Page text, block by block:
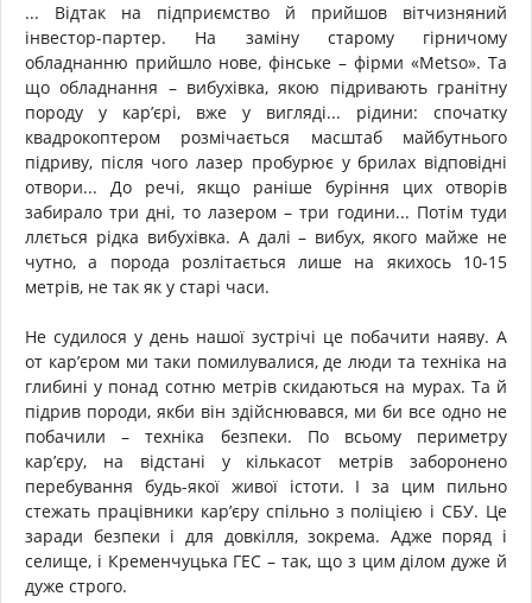
... Відтак на підприємство й прийшов вітчизняний
інвестор-партер. На заміну старому гірничому
обладнанню прийшло нове, фінське – фірми «Metso». Та
що обладнання – вибухівка, якою підривають гранітну
породу у кар’єрі, вже у вигляді... рідини: спочатку
квадрокоптером розмічається масштаб майбутнього
підриву, після чого лазер пробурює у брилах відповідні
отвори... До речі, якщо раніше буріння цих отворів
забирало три дні, то лазером – три години... Потім туди
ллється рідка вибухівка. А далі – вибух, якого майже не
чутно, а порода розлітається лише на якихось 10-15
метрів, не так як у старі часи.
Не судилося у день нашої зустрічі це побачити наяву. А
от кар’єром ми таки помилувалися, де люди та техніка на
глибині у понад сотню метрів скидаються на мурах. Та й
підрив породи, якби він здійснювався, ми би все одно не
побачили – техніка безпеки. По всьому периметру
кар’єру, на відстані у кількасот метрів заборонено
перебування будь-якої живої істоти. І за цим пильно
стежать працівники кар’єру спільно з поліцією і СБУ. Це
заради безпеки і для довкілля, зокрема. Адже поряд і
селище, і Кременчуцька ГЕС – так, що з цим ділом дуже й
дуже строго.